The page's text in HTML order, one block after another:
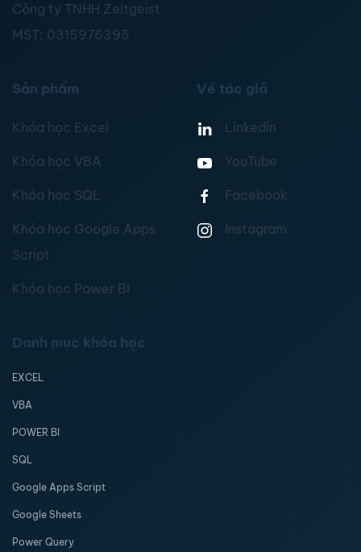
Công ty TNHH Zeitgeist
MST: 0315976395
Sản phẩm
Khóa học Excel
Khóa học VBA
Khóa học SQL
Khóa học Google Apps
Script
Khóa học Power BI
Về tác giả
Linkedin
YouTube
Facebook
Instagram
Danh mục khóa học
EXCEL
VBA
POWER BI
SQL
Google Apps Script
Google Sheets
Power Query